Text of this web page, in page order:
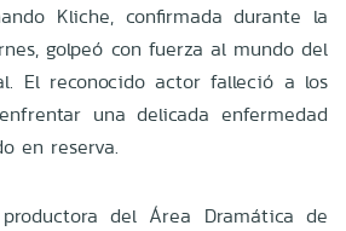
Kliche, confirmada durante la
golpeó con fuerza al mundo del
El reconocido actor falleció a los
una delicada enfermedad
en reserva.
del Área Dramática de